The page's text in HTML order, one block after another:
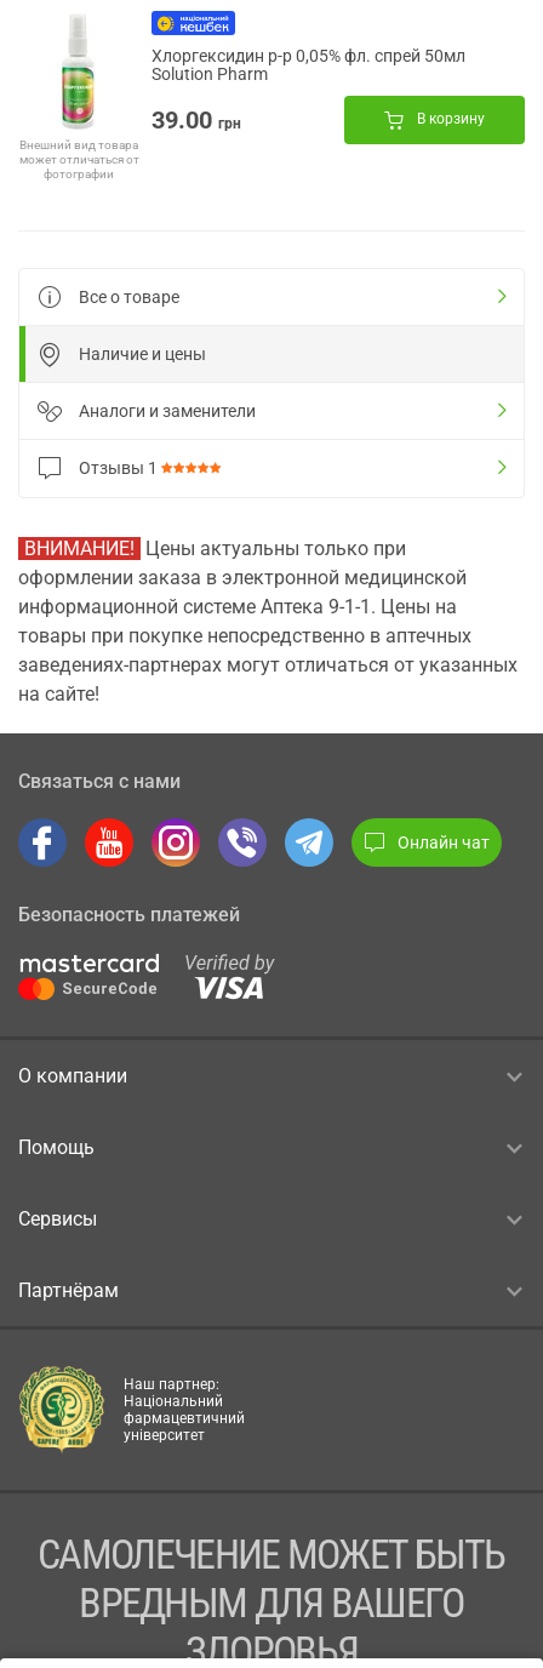
Внешний вид товара
может отличаться от
фотографии
Хлоргексидин р-р 0,05% фл. спрей 50мл
Solution Pharm
39.00 грн В корзину
Все о товаре
Наличие и цены
Аналоги и заменители
Отзывы 1
ВНИМАНИЕ! Цены актуальны только при
оформлении заказа в электронной медицинской
информационной системе Аптека 9-1-1. Цены на
товары при покупке непосредственно в аптечных
заведениях-партнерах могут отличаться от указанных
на сайте!
Связаться с нами
Онлайн чат
Безопасность платежей
О компании
Помощь
Сервисы
Партнёрам
Наш партнер:
Національний
фармацевтичний
університет
САМОЛЕЧЕНИЕ МОЖЕТ БЫТЬ
ВРЕДНЫМ ДЛЯ ВАШЕГО
ЗДОРОВЬЯ